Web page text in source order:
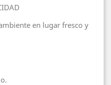
en lugar fresco y